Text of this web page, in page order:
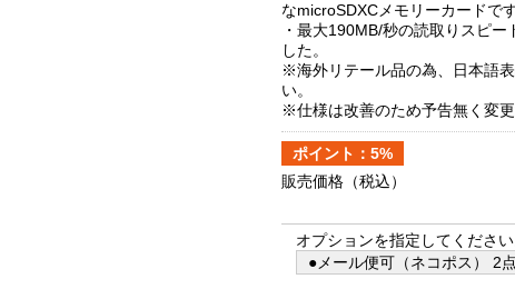
なmicroSDXCメモリーカードです
・最大190MB/秒の読取りスピ
した。
※海外リテール品の為、日本語
い。
※仕様は改善のため予告無く変更
ポイント：5%
販売価格 （税込）
オプションを指定してください
●メール便可（ネコポス） 2